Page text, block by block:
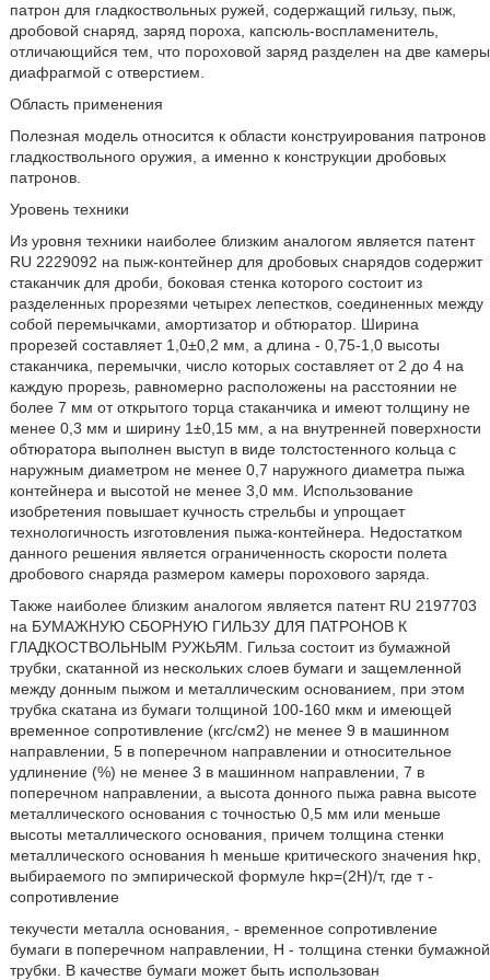
патрон для гладкоствольных ружей, содержащий гильзу, пыж,
дробовой снаряд, заряд пороха, капсюль-воспламенитель,
отличающийся тем, что пороховой заряд разделен на две камеры
диафрагмой с отверстием.
Область применения
Полезная модель относится к области конструирования патронов
гладкоствольного оружия, а именно к конструкции дробовых
патронов.
Уровень техники
Из уровня техники наиболее близким аналогом является патент
RU 2229092 на пыж-контейнер для дробовых снарядов содержит
стаканчик для дроби, боковая стенка которого состоит из
разделенных прорезями четырех лепестков, соединенных между
собой перемычками, амортизатор и обтюратор. Ширина
прорезей составляет 1,0±0,2 мм, а длина - 0,75-1,0 высоты
стаканчика, перемычки, число которых составляет от 2 до 4 на
каждую прорезь, равномерно расположены на расстоянии не
более 7 мм от открытого торца стаканчика и имеют толщину не
менее 0,3 мм и ширину 1±0,15 мм, а на внутренней поверхности
обтюратора выполнен выступ в виде толстостенного кольца с
наружным диаметром не менее 0,7 наружного диаметра пыжа
контейнера и высотой не менее 3,0 мм. Использование
изобретения повышает кучность стрельбы и упрощает
технологичность изготовления пыжа-контейнера. Недостатком
данного решения является ограниченность скорости полета
дробового снаряда размером камеры порохового заряда.
Также наиболее близким аналогом является патент RU 2197703
на БУМАЖНУЮ СБОРНУЮ ГИЛЬЗУ ДЛЯ ПАТРОНОВ К
ГЛАДКОСТВОЛЬНЫМ РУЖЬЯМ. Гильза состоит из бумажной
трубки, скатанной из нескольких слоев бумаги и защемленной
между донным пыжом и металлическим основанием, при этом
трубка скатана из бумаги толщиной 100-160 мкм и имеющей
временное сопротивление (кгс/см2) не менее 9 в машинном
направлении, 5 в поперечном направлении и относительное
удлинение (%) не менее 3 в машинном направлении, 7 в
поперечном направлении, а высота донного пыжа равна высоте
металлического основания с точностью 0,5 мм или меньше
высоты металлического основания, причем толщина стенки
металлического основания h меньше критического значения hкр,
выбираемого по эмпирической формуле hкр=(2Н)/т, где т -
сопротивление
текучести металла основания, - временное сопротивление
бумаги в поперечном направлении, Н - толщина стенки бумажной
трубки. В качестве бумаги может быть использован